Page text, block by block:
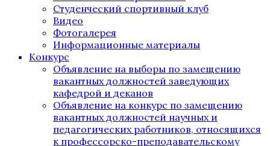
Студенческий спортивный клуб
Видео
Фотогалерея
Информационные материалы
Конкурс
Объявление на выборы по замещению
вакантных должностей заведующих
кафедрой и деканов
Объявление на конкурс по замещению
вакантных должностей научных и
педагогических работников, относящихся
к профессорско-преподавательскому